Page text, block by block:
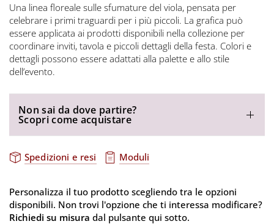
Una linea floreale sulle sfumature del viola, pensata per
celebrare i primi traguardi per i più piccoli. La grafica può
essere applicata ai prodotti disponibili nella collezione per
coordinare inviti, tavola e piccoli dettagli della festa. Colori e
dettagli possono essere adattati alla palette e allo stile
dell’evento.
Non sai da dove partire?
Scopri come acquistare
Spedizioni e resi Moduli
Personalizza il tuo prodotto scegliendo tra le opzioni
disponibili. Non trovi l'opzione che ti interessa modificare?
Richiedi su misura dal pulsante qui sotto.